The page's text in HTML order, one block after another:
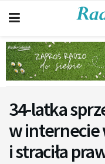
34-latka
w internecie
i straciła